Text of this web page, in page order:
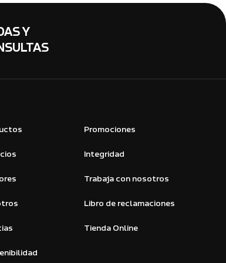
Y
Promociones
Integridad
Trabaja con nosotros
Libro de reclamaciones
Tienda Online